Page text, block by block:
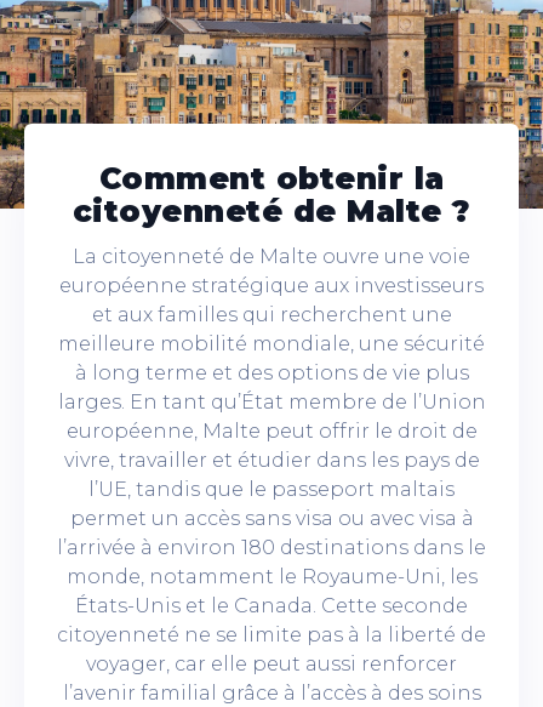
Comment obtenir la
citoyenneté de Malte ?
La citoyenneté de Malte ouvre une voie
européenne stratégique aux investisseurs
et aux familles qui recherchent une
meilleure mobilité mondiale, une sécurité
à long terme et des options de vie plus
larges. En tant qu’État membre de l’Union
européenne, Malte peut offrir le droit de
vivre, travailler et étudier dans les pays de
l’UE, tandis que le passeport maltais
permet un accès sans visa ou avec visa à
l’arrivée à environ 180 destinations dans le
monde, notamment le Royaume-Uni, les
États-Unis et le Canada. Cette seconde
citoyenneté ne se limite pas à la liberté de
voyager, car elle peut aussi renforcer
l’avenir familial grâce à l’accès à des soins